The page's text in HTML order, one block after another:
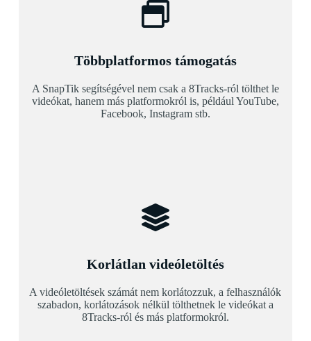
Többplatformos támogatás
A SnapTik segítségével nem csak a 8Tracks-ról tölthet le
videókat, hanem más platformokról is, például YouTube,
Facebook, Instagram stb.
Korlátlan videóletöltés
A videóletöltések számát nem korlátozzuk, a felhasználók
szabadon, korlátozások nélkül tölthetnek le videókat a
8Tracks-ról és más platformokról.